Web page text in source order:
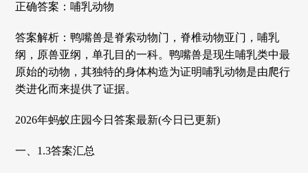
正确答案：哺乳动物
答案解析：鸭嘴兽是脊索动物门，脊椎动物亚门，哺乳
纲，原兽亚纲，单孔目的一科。鸭嘴兽是现生哺乳类中最
原始的动物，其独特的身体构造为证明哺乳动物是由爬行
类进化而来提供了证据。
2026年蚂蚁庄园今日答案最新(今日已更新)
一、1.3答案汇总